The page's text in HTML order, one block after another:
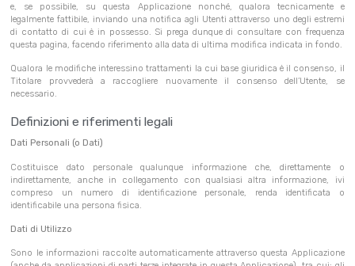
e, se possibile, su questa Applicazione nonché, qualora tecnicamente e
legalmente fattibile, inviando una notifica agli Utenti attraverso uno degli estremi
di contatto di cui è in possesso. Si prega dunque di consultare con frequenza
questa pagina, facendo riferimento alla data di ultima modifica indicata in fondo.
Qualora le modifiche interessino trattamenti la cui base giuridica è il consenso, il
Titolare provvederà a raccogliere nuovamente il consenso dell’Utente, se
necessario.
Definizioni e riferimenti legali
Dati Personali (o Dati)
Costituisce dato personale qualunque informazione che, direttamente o
indirettamente, anche in collegamento con qualsiasi altra informazione, ivi
compreso un numero di identificazione personale, renda identificata o
identificabile una persona fisica.
Dati di Utilizzo
Sono le informazioni raccolte automaticamente attraverso questa Applicazione